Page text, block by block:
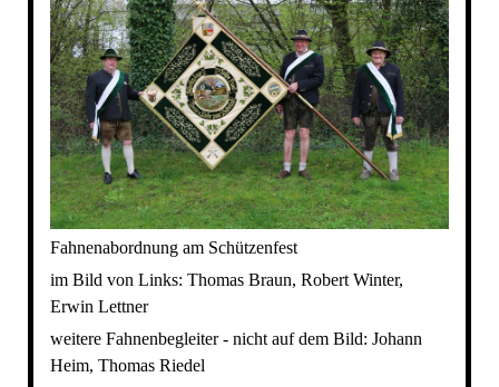
Fahnenabordnung am Schützenfest
im Bild von Links: Thomas Braun, Robert Winter,
Erwin Lettner
weitere Fahnenbegleiter - nicht auf dem Bild: Johann
Heim, Thomas Riedel